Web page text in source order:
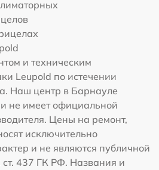
и техническим
Leupold по истечении
Наш центр в Барнауле
не имеет официальной
Цены на ремонт,
исключительно
и не являются публичной
ст. 437 ГК РФ. Названия и